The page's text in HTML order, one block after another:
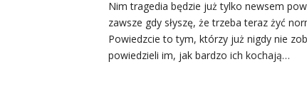
Nim tragedia będzie już tylko newsem
zawsze gdy słyszę, że trzeba teraz żyć
Powiedzcie to tym, którzy już nigdy nie
powiedzieli im, jak bardzo ich kochają…